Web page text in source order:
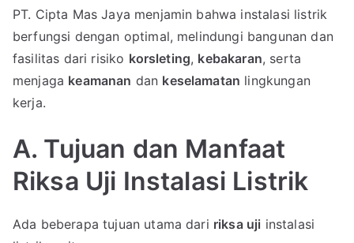
PT. Cipta Mas Jaya menjamin bahwa instalasi listrik
berfungsi dengan optimal, melindungi bangunan dan
fasilitas dari risiko korsleting, kebakaran, serta
menjaga keamanan dan keselamatan lingkungan
kerja.
A. Tujuan dan Manfaat
Riksa Uji Instalasi Listrik
Ada beberapa tujuan utama dari riksa uji instalasi